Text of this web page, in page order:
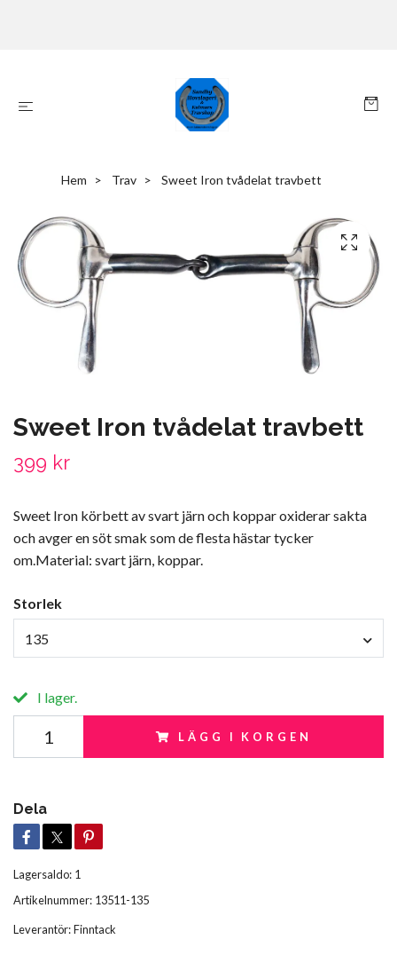
Hem Trav Sweet Iron tvådelat travbett
Sweet Iron tvådelat travbett
399 kr
Sweet Iron körbett av svart järn och koppar oxiderar sakta
och avger en söt smak som de flesta hästar tycker
om.Material: svart järn, koppar.
Storlek
135
I lager.
LÄGG I KORGEN
Dela
Lagersaldo: 1
Artikelnummer: 13511-135
Leverantör:Finntack